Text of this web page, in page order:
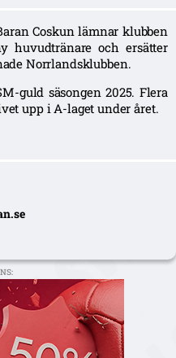
Coskun lämnar klubben
huvudtränare och ersätter
Norrlandsklubben.
guld säsongen 2025. Flera
upp i A-laget under året.